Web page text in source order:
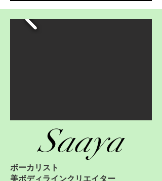
​Saaya
ボーカリスト
美ボディラインクリエイター